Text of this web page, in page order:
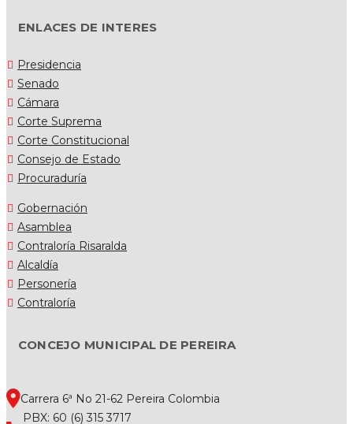
ENLACES DE INTERES
Presidencia
Senado
Cámara
Corte Suprema
Corte Constitucional
Consejo de Estado
Procuraduría
Gobernación
Asamblea
Contraloría Risaralda
Alcaldía
Personería
Contraloría
CONCEJO MUNICIPAL DE PEREIRA
Carrera 6ª No 21-62 Pereira Colombia
PBX: 60 (6) 315 3717